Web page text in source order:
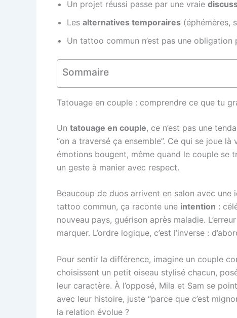
Un projet réussi passe par une vraie
Les alternatives temporaires (éphémères,
Un tattoo commun n’est pas une obligation
Sommaire
Tatouage en couple : comprendre ce que tu
Un tatouage en couple, ce n’est pas une
“on a traversé ça ensemble”. Ce qui se joue
émotions bougent, même quand le couple se
un geste à manier avec respect.
Beaucoup de duos arrivent en salon avec une
tattoo commun, ça raconte une intention :
nouveau pays, guérison après maladie.
marquer. L’ordre logique, c’est l’inverse :
Pour sentir la différence, imagine un couple
choisissent un petit oiseau stylisé chacun,
leur caractère. À l’opposé, Mila et Sam se
avec leur histoire, juste “parce que c’est
la relation évolue ?